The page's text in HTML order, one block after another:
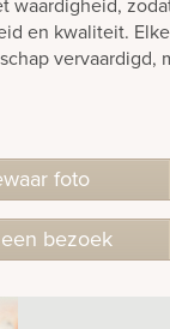
en kwaliteit.
vervaardigd,
foto
een bezoek